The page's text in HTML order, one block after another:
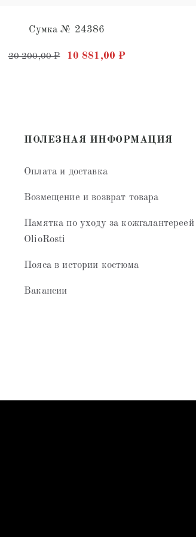
₽.
Сумка № 24386
20 200,00₽ Первоначальная цена
10 881,00 ₽Текущая
ПОЛЕЗНАЯ ИНФОРМАЦИЯ
Оплата и доставка
Возмещение и возврат товара
Памятка по уходу за кожгалантереей
OlioRosti
Пояса в истории костюма
Вакансии